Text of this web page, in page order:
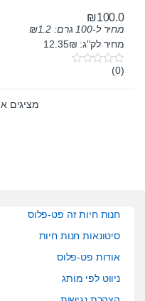
₪100.0
מחיר ל-100 גרם: ₪1.2
מחיר לק"ג: 12.35₪
0
u
(0)
מציגים את כל ⁦2⁩
חנות חיות זה פט-פלוס
סיטונאות חנות חיות
אודות פט-פלוס
ניווט לפי מותג